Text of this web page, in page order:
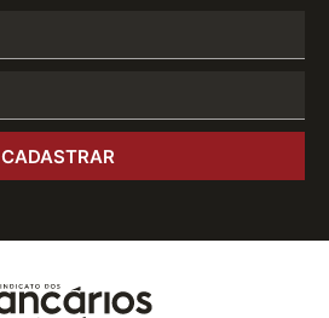
CADASTRAR